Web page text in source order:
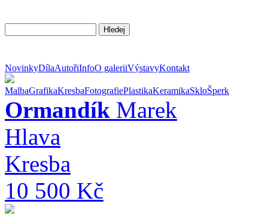
NovinkyDílaAutořiInfoO galeriiVýstavyKontakt
MalbaGrafikaKresbaFotografiePlastikaKeramikaSkloŠperk
Ormandík Marek
Hlava
Kresba
10 500 Kč